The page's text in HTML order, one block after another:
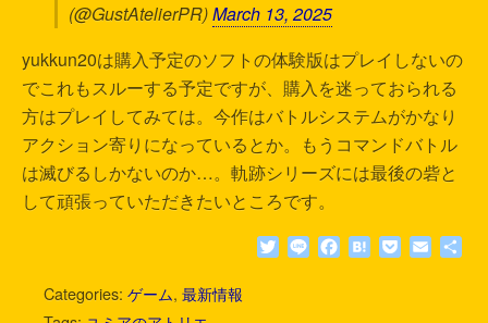
(@GustAtelierPR)March 13, 2025
yukkun20は購入予定のソフトの体験版はプレイしないの
でこれもスルーする予定ですが、購入を迷っておられる
方はプレイしてみては。今作はバトルシステムがかなり
アクション寄りになっているとか。もうコマンドバトル
は滅びるしかないのか…。軌跡シリーズには最後の砦と
して頑張っていただきたいところです。
T
L
F
H
P
E
Categories: ゲーム, 最新情報